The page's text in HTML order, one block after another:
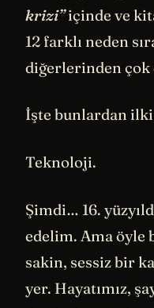
krizi”içinde ve
12 farklı neden
diğerlerinden
İşte bunlardan
Teknoloji.
Şimdi… 16.
edelim. Ama öyle
sakin, sessiz bir
yer. Hayatımız,